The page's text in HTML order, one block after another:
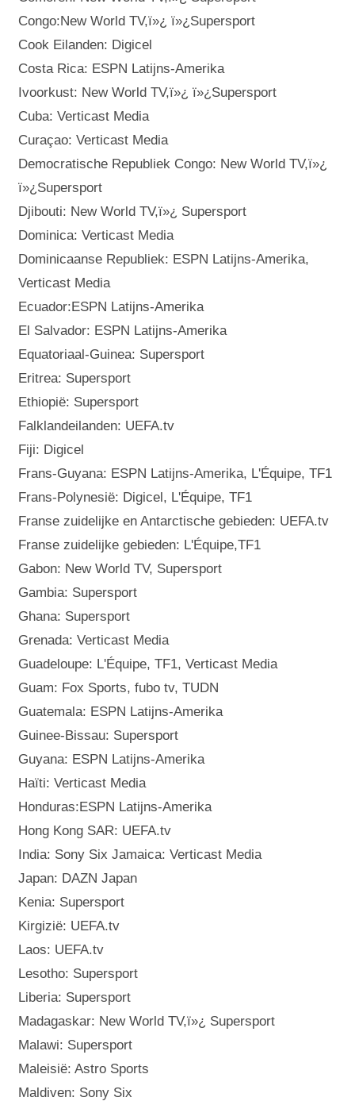
Congo:New World TV,ï»¿ ï»¿Supersport
Cook Eilanden: Digicel
Costa Rica: ESPN Latijns-Amerika
Ivoorkust: New World TV,ï»¿ ï»¿Supersport
Cuba: Verticast Media
Curaçao: Verticast Media
Democratische Republiek Congo: New World TV,ï»¿
ï»¿Supersport
Djibouti: New World TV,ï»¿ Supersport
Dominica: Verticast Media
Dominicaanse Republiek: ESPN Latijns-Amerika,
Verticast Media
Ecuador:ESPN Latijns-Amerika
El Salvador: ESPN Latijns-Amerika
Equatoriaal-Guinea: Supersport
Eritrea: Supersport
Ethiopië: Supersport
Falklandeilanden: UEFA.tv
Fiji: Digicel
Frans-Guyana: ESPN Latijns-Amerika, L'Équipe, TF1
Frans-Polynesië: Digicel, L'Équipe, TF1
Franse zuidelijke en Antarctische gebieden: UEFA.tv
Franse zuidelijke gebieden: L'Équipe,TF1
Gabon: New World TV, Supersport
Gambia: Supersport
Ghana: Supersport
Grenada: Verticast Media
Guadeloupe: L'Équipe, TF1, Verticast Media
Guam: Fox Sports, fubo tv, TUDN
Guatemala: ESPN Latijns-Amerika
Guinee-Bissau: Supersport
Guyana: ESPN Latijns-Amerika
Haïti: Verticast Media
Honduras:ESPN Latijns-Amerika
Hong Kong SAR: UEFA.tv
India: Sony Six Jamaica: Verticast Media
Japan: DAZN Japan
Kenia: Supersport
Kirgizië: UEFA.tv
Laos: UEFA.tv
Lesotho: Supersport
Liberia: Supersport
Madagaskar: New World TV,ï»¿ Supersport
Malawi: Supersport
Maleisië: Astro Sports
Maldiven: Sony Six